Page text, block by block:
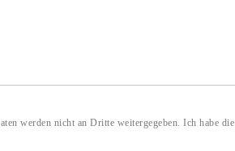
werden nicht an Dritte weitergegeben. Ich habe die